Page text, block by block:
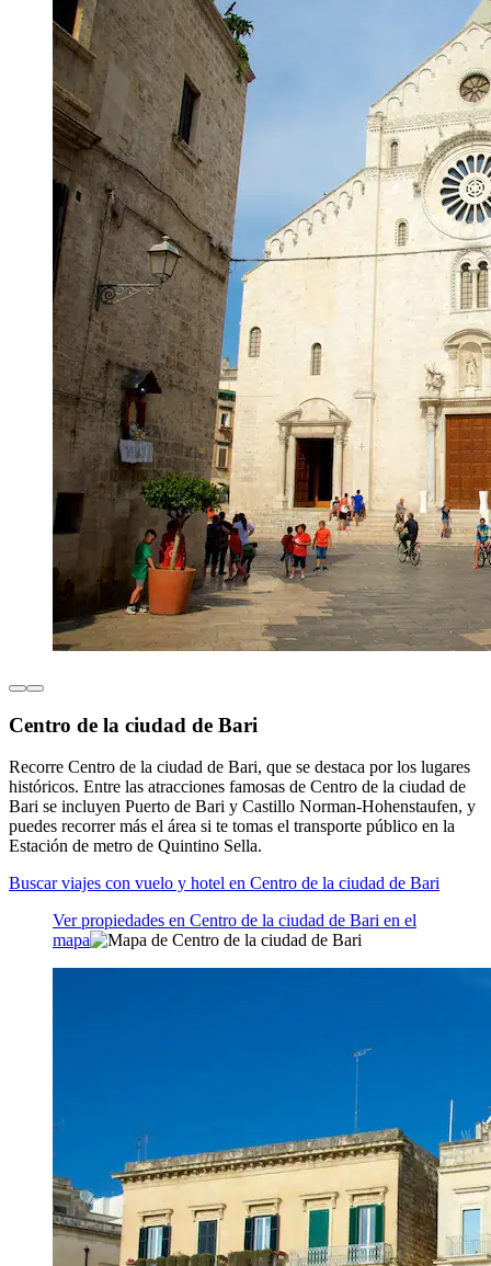
Centro de la ciudad de Bari
Recorre Centro de la ciudad de Bari, que se destaca por los lugares
históricos. Entre las atracciones famosas de Centro de la ciudad de
Bari se incluyen Puerto de Bari y Castillo Norman-Hohenstaufen, y
puedes recorrer más el área si te tomas el transporte público en la
Estación de metro de Quintino Sella.
Buscar viajes con vuelo y hotel en Centro de la ciudad de Bari
Ver propiedades en Centro de la ciudad de Bari en el
mapa